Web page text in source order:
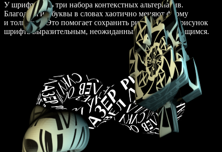
У шрифта есть три набора контекстных альтернатив.
Благодаря им буквы в словах хаотично меняют форму
и толщины. Это помогает сохранить ритм и делает рисунок
шрифта выразительным, неожиданным и запоминающимся.